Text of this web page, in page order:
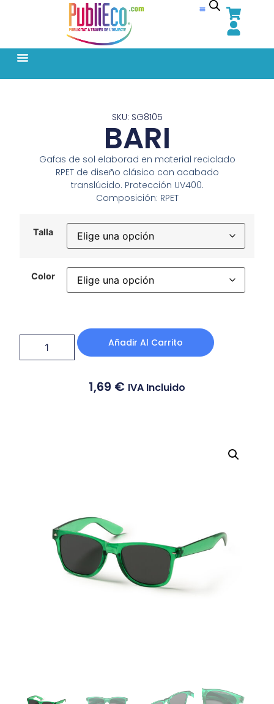
SKU: SG8105
BARI
Gafas de sol elaborad en material reciclado
RPET de diseño clásico con acabado
translúcido. Protección UV400.
Composición: RPET
Talla
Color
Añadir Al Carrito
1,69 € IVA Incluido